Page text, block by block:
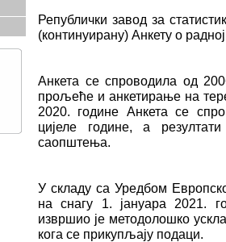
Републички завод за
(континуирану) Анкету о
Анкета се спроводила од
прољеће и анкетирање на
2020. године Анкета се
цијеле године, а
саопштења.
У складу са Уредбом
на снагу 1. јануара 2021.
извршио је методолошко
кога се прикупљају подаци.